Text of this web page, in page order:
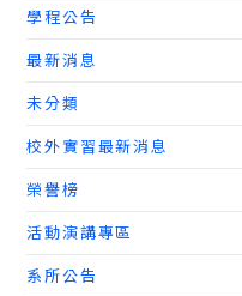
學程公告
最新消息
未分類
校外實習最新消息
榮譽榜
活動演講專區
系所公告